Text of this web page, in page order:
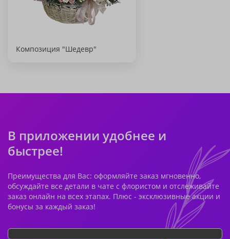
Композиция "Шедевр"
В приложении удобнее и
быстрее!
Преимущества для Вас: оформляйте заказ мгновенно,
обсуждайте все детали в чате с флористом и отслеживайте
заказ онлайн на всех этапах. Плюс - эксклюзивные акции и
бонусы за каждый заказ!